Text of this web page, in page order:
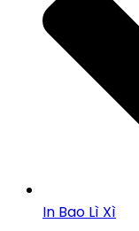
In Bao Lì Xì